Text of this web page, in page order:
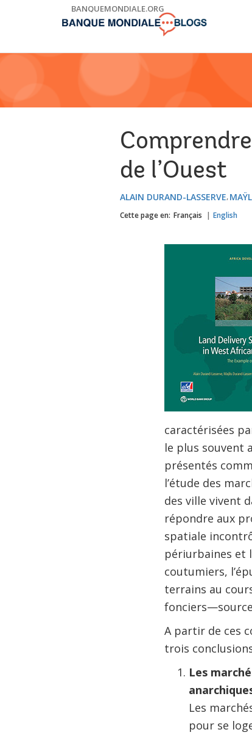
BANQUEMONDIALE.ORG
de l’Ouest
ALAIN DURAND-LASSERVE
Cette page en: Français English
caractérisées
le plus souvent
présentés
l’étude des
des ville vivent
répondre aux
spatiale
périurbaines et
coutumiers,
terrains au
A partir de ces
trois
Les
Les
pour se